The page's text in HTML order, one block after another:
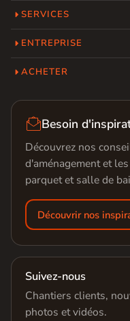
SERVICES
ENTREPRISE
ACHETER
Besoin
Découvrez nos
d'aménagement et
parquet et salle de
Découvrir nos
Suivez-nous
Chantiers clients,
photos et vidéos.